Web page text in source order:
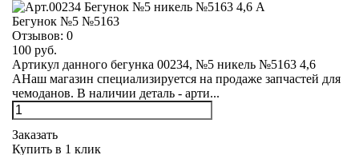
Бегунок №5 №5163
Отзывов: 0
100 руб.
Артикул данного бегунка 00234, №5 никель №5163 4,6
АНаш магазин специализируется на продаже запчастей для
чемоданов. В наличии деталь - арти...
Заказать
Купить в 1 клик